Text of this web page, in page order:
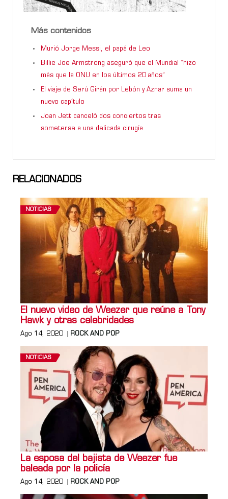
Más contenidos
Murió Jorge Messi, el papá de Leo
Billie Joe Armstrong aseguró que el Mundial “hizo
más que la ONU en los últimos 20 años”
El viaje de Serú Girán por Lebón y Aznar suma un
nuevo capítulo
Joan Jett canceló dos conciertos tras
someterse a una delicada cirugía
RELACIONADOS
NOTICIAS
El nuevo video de Weezer que reúne a Tony
Hawk y otras celebridades
Ago 14, 2020 ROCK AND POP
NOTICIAS
La esposa del bajista de Weezer fue
baleada por la policía
Ago 14, 2020 ROCK AND POP